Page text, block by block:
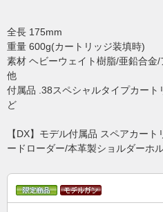
全長 175mm
重量 600g(カートリッジ装填時)
素材 ヘビーウェイト樹脂/亜鉛合金
他
付属品 .38スペシャルタイプカー
ど
【DX】モデル付属品 スペアカー
ードローダー/本革製ショルダーホ